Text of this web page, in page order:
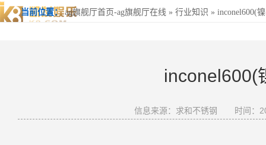
当前位置： ag旗舰厅首页-ag旗舰厅在线 » 行业知识 » inconel600(
inconel600(
信息来源：求和不锈钢 时间：